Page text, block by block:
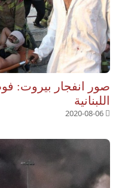
صور انفجار بيروت:
اللبنانية
2020-08-06